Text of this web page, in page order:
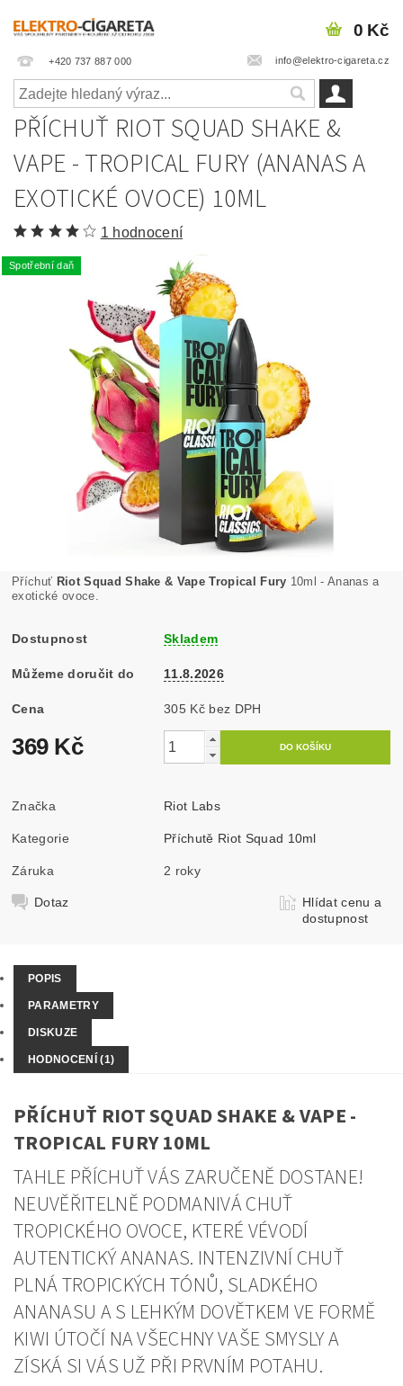
+420 737 887 000 info@elektro-cigareta.cz
0 Kč
PŘÍCHUŤ RIOT SQUAD SHAKE &
VAPE - TROPICAL FURY (ANANAS A
EXOTICKÉ OVOCE) 10ML
1 hodnocení
Spotřební daň
Příchuť Riot Squad Shake & Vape Tropical Fury 10ml - Ananas a
exotické ovoce.
Dostupnost Skladem
Můžeme doručit do 11.8.2026
Cena 305 Kč bez DPH
369 Kč
Značka Riot Labs
Kategorie Příchutě Riot Squad 10ml
Záruka 2 roky
Dotaz
Hlídat cenu a
dostupnost
POPIS
PARAMETRY
DISKUZE
HODNOCENÍ (1)
PŘÍCHUŤ RIOT SQUAD SHAKE & VAPE -
TROPICAL FURY 10ML
TAHLE PŘÍCHUŤ VÁS ZARUČENĚ DOSTANE!
NEUVĚŘITELNĚ PODMANIVÁ CHUŤ
TROPICKÉHO OVOCE, KTERÉ VÉVODÍ
AUTENTICKÝ ANANAS. INTENZIVNÍ CHUŤ
PLNÁ TROPICKÝCH TÓNŮ, SLADKÉHO
ANANASU A S LEHKÝM DOVĚTKEM VE FORMĚ
KIWI ÚTOČÍ NA VŠECHNY VAŠE SMYSLY A
ZÍSKÁ SI VÁS UŽ PŘI PRVNÍM POTAHU.